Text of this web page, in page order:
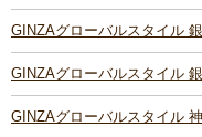
GINZAグローバルスタイル
GINZAグローバルスタイル
GINZAグローバルスタイル